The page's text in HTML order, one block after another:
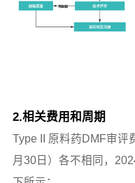
2.相关费用和周期
Type II 原料药DMF审评
月30日）各不相同，